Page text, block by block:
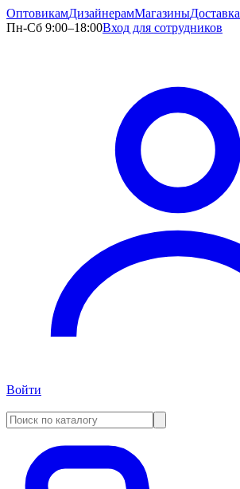
ОптовикамДизайнерамМагазиныДоставка
Пн-Сб 9:00–18:00Вход для сотрудников
Войти